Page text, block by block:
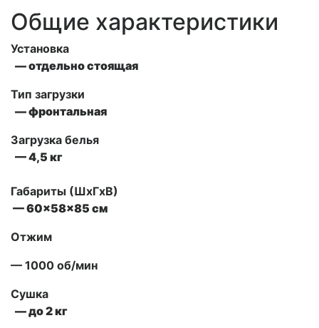
Общие характеристики
Установка
— отдельно стоящая
Тип загрузки
— фронтальная
Загрузка белья
— 4,5 кг
Габариты (ШxГxВ)
— 60x58x85 см
Отжим
— 1000 об/мин
Сушка
— до 2 кг